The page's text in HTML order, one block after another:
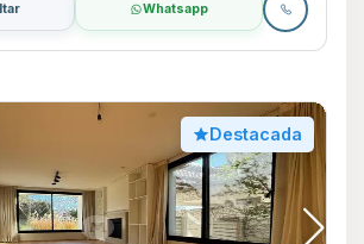
Whatsapp
Destacada